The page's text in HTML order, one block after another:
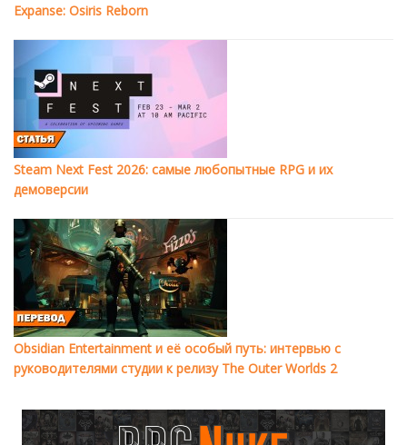
Expanse: Osiris Reborn
Steam Next Fest 2026: самые любопытные RPG и их
демоверсии
Obsidian Entertainment и её особый путь: интервью с
руководителями студии к релизу The Outer Worlds 2